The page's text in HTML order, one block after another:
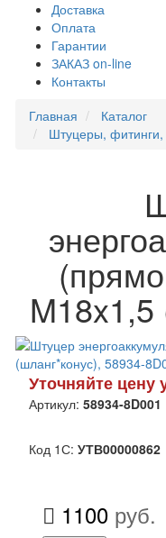
Доставка
Оплата
Гарантии
ЗАКАЗ on-line
Контакты
Главная
Каталог
Штуцеры,
M18x1,5
Уточняйте цену
Артикул:58934-8D001
Код 1С:УТВ00000862
1100 руб.